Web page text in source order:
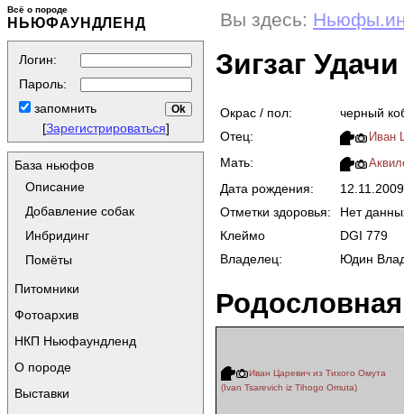
Всё о породе
НЬЮФАУНДЛЕНД
Логин:
Пароль:
запомнить
[Зарегистрироваться]
База ньюфов
Описание
Добавление собак
Инбридинг
Помёты
Питомники
Фотоархив
НКП Ньюфаундленд
О породе
Выставки
Вы здесь:
Зигзаг Удачи
Окрас / пол:
черный
Отец:
Иван
Мать:
Дата рождения:
Отметки здоровья:
Нет
Клеймо
DGI 779
Владелец:
Юдин
Родословная
Иван Царевич из Тихого Омута
(Ivan Tsarevich iz Tihogo Omuta)